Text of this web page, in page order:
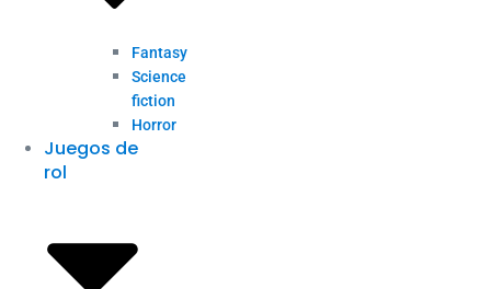
Fantasy
Science
fiction
Horror
Juegos de
rol